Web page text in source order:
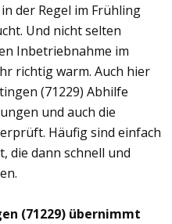
der Regel im Frühling
Und nicht selten
Inbetriebnahme im
richtig warm. Auch hier
(71229) Abhilfe
und auch die
Häufig sind einfach
die dann schnell und
(71229) übernimmt